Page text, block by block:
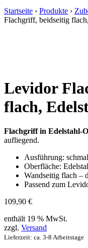
Startseite › Produkte ›
Flachgriff, beidseitig
Levidor
flach,
Flachgriff in Edelstahl-
aufliegend.
Ausführung:
Oberfläche:
Wandseitig flach –
Passend zum
109,90 €
enthält 19 % MwSt.
zzgl. Versand
Lieferzeit: ca. 3-8 Arbeitstage